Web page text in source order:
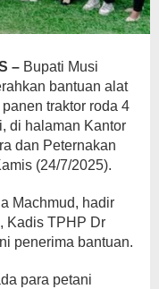
– Bupati Musi
bantuan alat
traktor roda 4
di halaman Kantor
dan Peternakan
(24/7/2025).
Machmud, hadir
Kadis TPHP Dr
penerima bantuan.
para petani